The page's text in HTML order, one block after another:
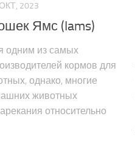
2023
Ямс (Iams)
одним из самых
кормов для
однако, многие
животных
относительно